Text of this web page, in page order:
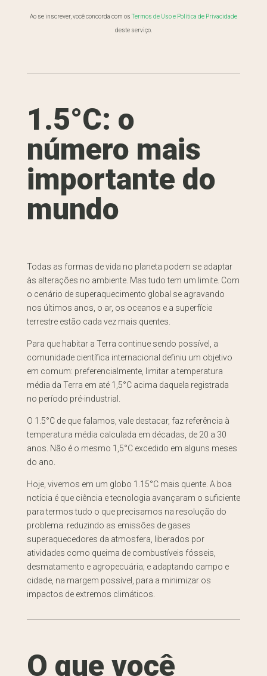
Ao se inscrever, você concorda com osTermos de Uso e Política de Privacidade
deste serviço.
1.5°C: o
número mais
importante do
mundo
Todas as formas de vida no planeta podem se adaptar
às alterações no ambiente. Mas tudo tem um limite. Com
o cenário de superaquecimento global se agravando
nos últimos anos, o ar, os oceanos e a superfície
terrestre estão cada vez mais quentes.
Para que habitar a Terra continue sendo possível, a
comunidade científica internacional definiu um objetivo
em comum: preferencialmente, limitar a temperatura
média da Terra em até 1,5°C acima daquela registrada
no período pré-industrial.
O 1.5°C de que falamos, vale destacar, faz referência à
temperatura média calculada em décadas, de 20 a 30
anos. Não é o mesmo 1,5°C excedido em alguns meses
do ano.
Hoje, vivemos em um globo 1.15°C mais quente. A boa
notícia é que ciência e tecnologia avançaram o suficiente
para termos tudo o que precisamos na resolução do
problema: reduzindo as emissões de gases
superaquecedores da atmosfera, liberados por
atividades como queima de combustíveis fósseis,
desmatamento e agropecuária; e adaptando campo e
cidade, na margem possível, para a minimizar os
impactos de extremos climáticos.
O que você